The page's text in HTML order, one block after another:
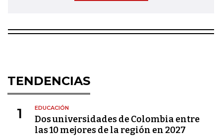
TENDENCIAS
1 EDUCACIÓN
Dos universidades de Colombia entre
las 10 mejores de la región en 2027